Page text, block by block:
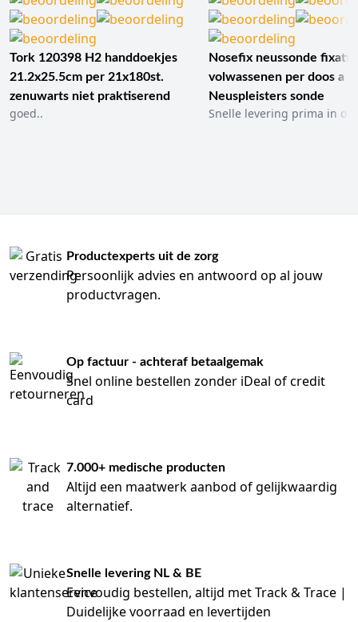
Tork 120398 H2 handdoekjes
21.2x25.5cm per 21x180st.
zenuwarts niet praktiserend
goed..
Nosefix neussonde
volwassenen per doos a
Neuspleisters sonde
Snelle levering prima in
Productexperts uit de zorg
Persoonlijk advies en antwoord op al jouw
productvragen.
Op factuur - achteraf betaalgemak
Snel online bestellen zonder iDeal of credit
card
7.000+ medische producten
Altijd een maatwerk aanbod of gelijkwaardig
alternatief.
Snelle levering NL & BE
Eenvoudig bestellen, altijd met Track & Trace |
Duidelijke voorraad en levertijden